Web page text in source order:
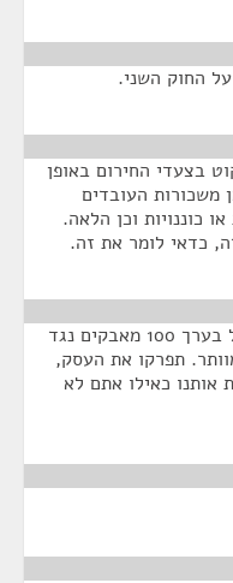
החוק השני.
בצעדי החירום באופן
משכורות העובדים
כוננויות וכן הלאה.
כדאי לומר את זה.
אני מגיע למסקנה שכנראה, אני מנהל בערך 100 מאבקים נגד
תפרקו את העסק,
אותנו כאילו אתם לא